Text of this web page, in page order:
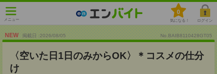
メニュー
0
気になる！ ログイン
NEW 掲載日 :2026/08/05 No.BAIB8110428GT05
〈空いた日1日のみからOK〉＊コスメの仕分
け